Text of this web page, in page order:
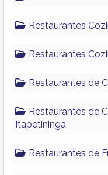
Restaurantes
Restaurantes
Restaurantes de
Restaurantes de
Itapetininga
Restaurantes de